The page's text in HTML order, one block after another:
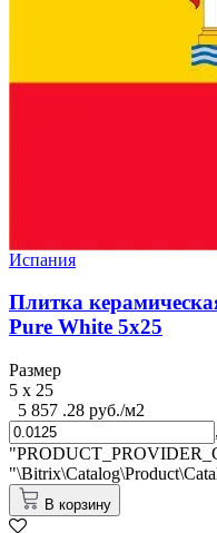
Испания
Плитка
Pure White 5х25
Размер
5 x 25
5 857 .28 руб./м2
,
В корзину